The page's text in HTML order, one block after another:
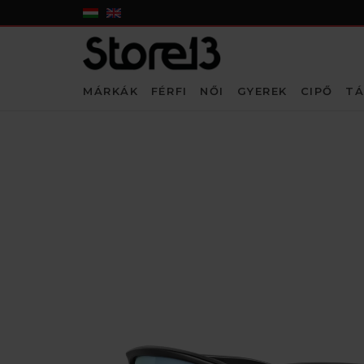
MÁRKÁK FÉRFI NŐI GYEREK CIPŐ